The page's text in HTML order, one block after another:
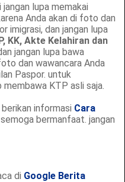
lupa memakai
Anda akan di foto dan
imigrasi, dan jangan lupa
KK, Akte Kelahiran dan
jangan lupa bawa
dan wawancara Anda
Paspor. untuk
KTP asli saja.
informasi Cara
. semoga bermanfaat. jangan
di Google Berita